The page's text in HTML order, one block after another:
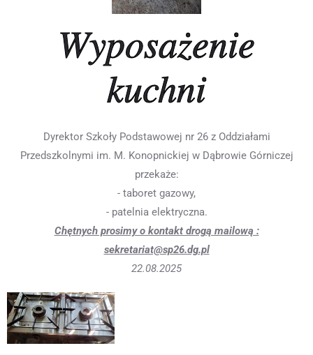
Wyposażenie
kuchni
Dyrektor Szkoły Podstawowej nr 26 z Oddziałami
Przedszkolnymi im. M. Konopnickiej w Dąbrowie Górniczej
przekaże:
- taboret gazowy,
- patelnia elektryczna.
Chętnych prosimy o kontakt drogą mailową :
sekretariat@sp26.dg.pl
22.08.2025